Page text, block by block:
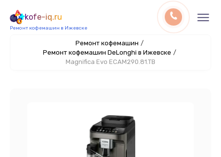
kofe-iq.ru
Ремонт кофемашин в Ижевске
Ремонт кофемашин /
Ремонт кофемашин DeLonghi в Ижевске /
Magnifica Evo ECAM290.81.TB